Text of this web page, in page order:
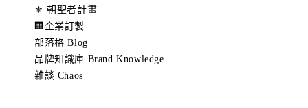
⚜️ 朝聖者計畫
🏢企業訂製
部落格 Blog
品牌知識庫 Brand Knowledge
雜談 Chaos